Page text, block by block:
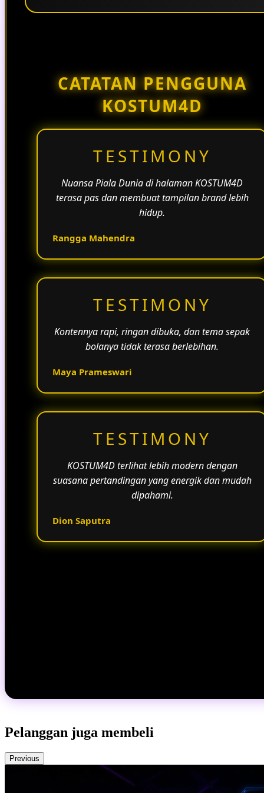
CATATAN PENGGUNA
KOSTUM4D
TESTIMONY
Nuansa Piala Dunia di halaman KOSTUM4D
terasa pas dan membuat tampilan brand lebih
hidup.
Rangga Mahendra
TESTIMONY
Kontennya rapi, ringan dibuka, dan tema sepak
bolanya tidak terasa berlebihan.
Maya Prameswari
TESTIMONY
KOSTUM4D terlihat lebih modern dengan
suasana pertandingan yang energik dan mudah
dipahami.
Dion Saputra
Pelanggan juga membeli
Previous